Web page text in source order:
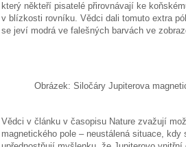
který někteří pisatelé přirovnávají ke
v blízkosti rovníku. Vědci dali tomuto extra
se jeví modrá ve falešných barvách ve
Obrázek: Siločáry Jupiterova
Vědci v článku v časopisu Nature zvažují
magnetického pole – neustálená situace,